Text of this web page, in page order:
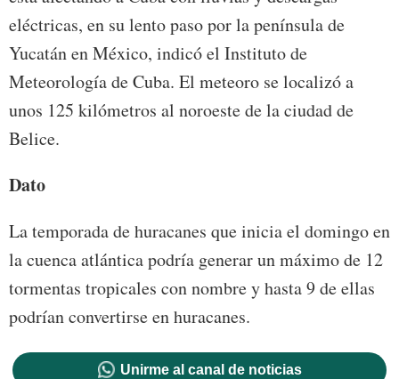
eléctricas, en su lento paso por la península de
Yucatán en México, indicó el Instituto de
Meteorología de Cuba. El meteoro se localizó a
unos 125 kilómetros al noroeste de la ciudad de
Belice.
Dato
La temporada de huracanes que inicia el domingo en
la cuenca atlántica podría generar un máximo de 12
tormentas tropicales con nombre y hasta 9 de ellas
podrían convertirse en huracanes.
Unirme al canal de noticias